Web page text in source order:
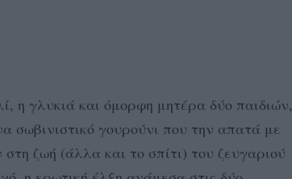
η γλυκιά και όμορφη μητέρα δύο παιδιών,
σωβινιστικό γουρούνι που την απατά με
ζωή (άλλα και το σπίτι) του ζευγαριού